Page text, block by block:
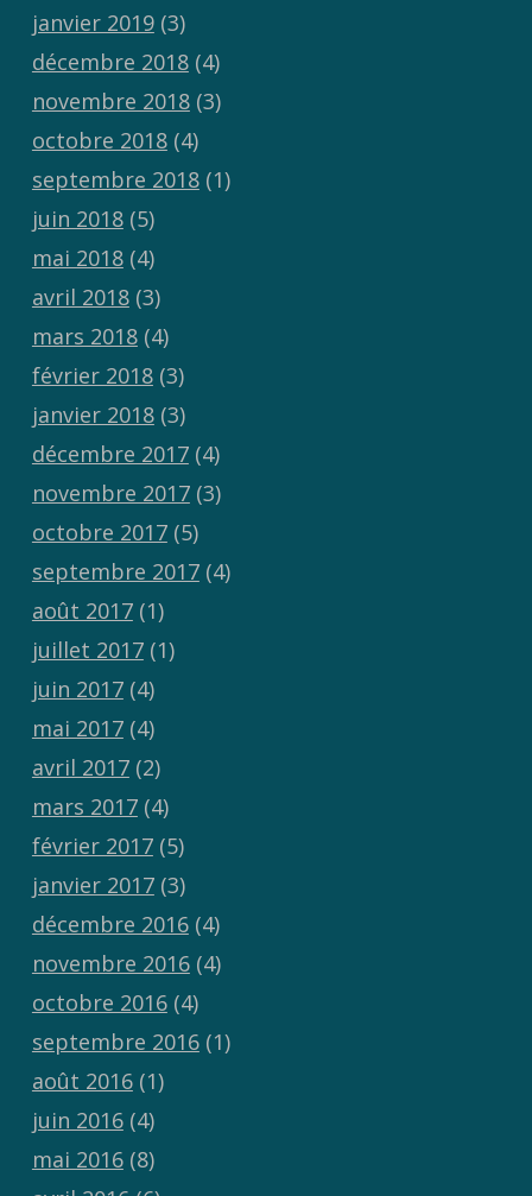
janvier 2019(3)
décembre 2018(4)
novembre 2018(3)
octobre 2018(4)
septembre 2018(1)
juin 2018(5)
mai 2018(4)
avril 2018(3)
mars 2018(4)
février 2018(3)
janvier 2018(3)
décembre 2017(4)
novembre 2017(3)
octobre 2017(5)
septembre 2017(4)
août 2017(1)
juillet 2017(1)
juin 2017(4)
mai 2017(4)
avril 2017(2)
mars 2017(4)
février 2017(5)
janvier 2017(3)
décembre 2016(4)
novembre 2016(4)
octobre 2016(4)
septembre 2016(1)
août 2016(1)
juin 2016(4)
mai 2016(8)